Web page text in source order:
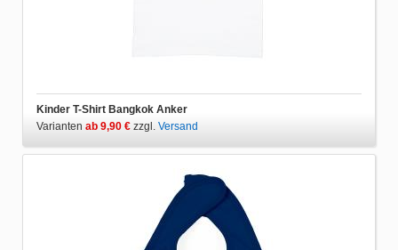
Kinder T-Shirt Bangkok Anker
Varianten ab 9,90 € zzgl. Versand